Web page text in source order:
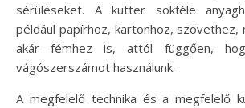
sérüléseket. A kutter sokféle
például papírhoz, kartonhoz, szövethez,
akár fémhez is, attól függően,
vágószerszámot használunk.
A megfelelő technika és a megfelelő